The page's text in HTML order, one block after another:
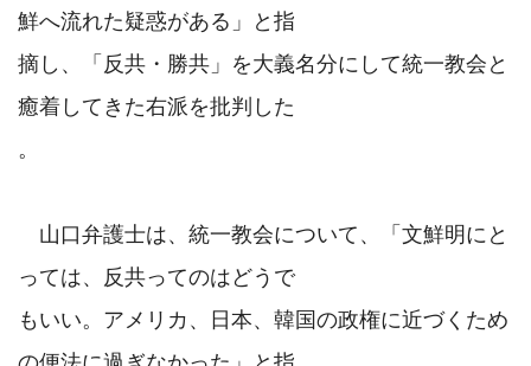
鮮へ流れた疑惑がある」と指
摘し、「反共・勝共」を大義名分にして統一教会と
癒着してきた右派を批判した
。
山口弁護士は、統一教会について、「文鮮明にと
っては、反共ってのはどうで
もいい。アメリカ、日本、韓国の政権に近づくため